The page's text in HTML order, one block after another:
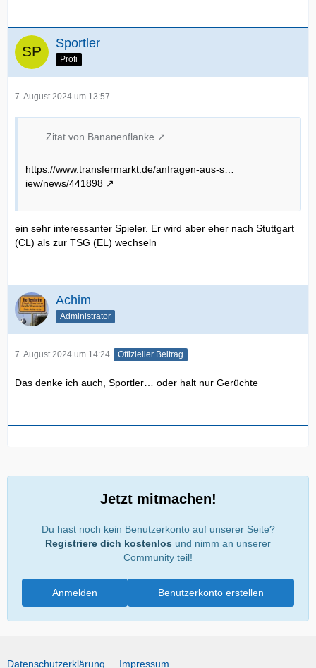
Sportler
Profi
7. August 2024 um 13:57
Zitat von Bananenflanke
https://www.transfermarkt.de/anfragen-aus-s…
iew/news/441898
ein sehr interessanter Spieler. Er wird aber eher nach Stuttgart
(CL) als zur TSG (EL) wechseln
Achim
Administrator
7. August 2024 um 14:24 Offizieller Beitrag
Das denke ich auch, Sportler… oder halt nur Gerüchte
Jetzt mitmachen!
Du hast noch kein Benutzerkonto auf unserer Seite?
Registriere dich kostenlos und nimm an unserer
Community teil!
Benutzerkonto erstellen
Anmelden
Datenschutzerklärung Impressum